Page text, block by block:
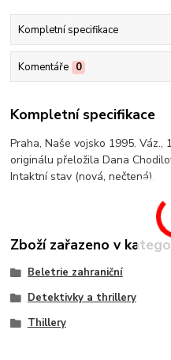
Kompletní specifikace
Komentáře 0
Kompletní specifikace
Praha, Naše vojsko 1995. Váz.,
originálu přeložila Dana
Intaktní stav (nová, nečtená).
Zboží zařazeno v
Beletrie zahraniční
Detektivky a thrillery
Thillery